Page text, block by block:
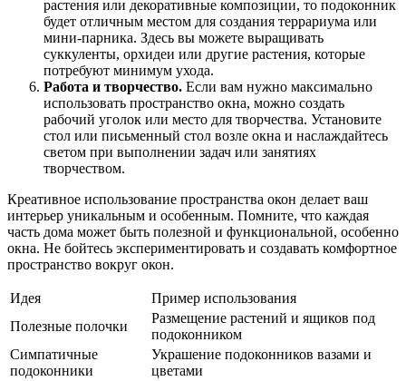
растения или декоративные композиции, то подоконник
будет отличным местом для создания террариума или
мини-парника. Здесь вы можете выращивать
суккуленты, орхидеи или другие растения, которые
потребуют минимум ухода.
Работа и творчество. Если вам нужно максимально
использовать пространство окна, можно создать
рабочий уголок или место для творчества. Установите
стол или письменный стол возле окна и наслаждайтесь
светом при выполнении задач или занятиях
творчеством.
Креативное использование пространства окон делает ваш
интерьер уникальным и особенным. Помните, что каждая
часть дома может быть полезной и функциональной, особенно
окна. Не бойтесь экспериментировать и создавать комфортное
пространство вокруг окон.
Идея
Пример использования
Полезные полочки
Размещение растений и ящиков под
подоконником
Симпатичные
подоконники
Украшение подоконников вазами и
цветами